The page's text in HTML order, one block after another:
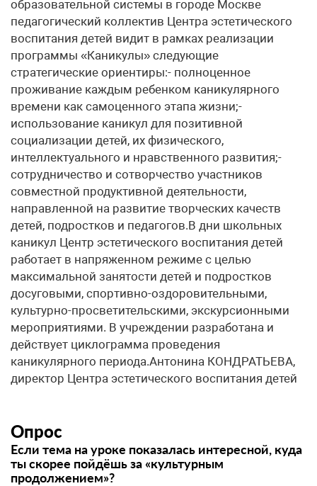
Опрос
Если тема на уроке показалась интересной, куда
ты скорее пойдёшь за «культурным
продолжением»?